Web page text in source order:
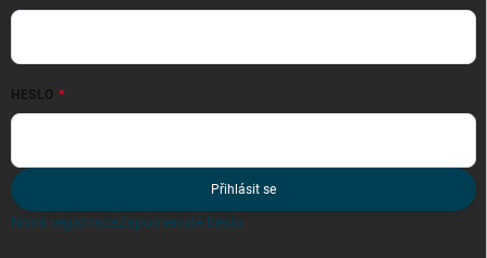
HESLO
Přihlásit se
Nová registraceZapomenuté heslo